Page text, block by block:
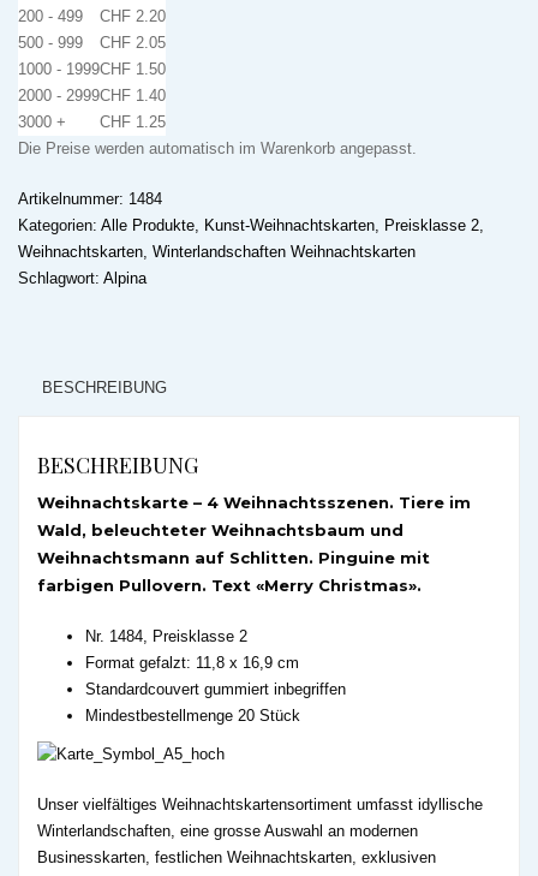
200 - 499
CHF 2.20
500 - 999
CHF 2.05
1000 - 1999CHF 1.50
2000 - 2999CHF 1.40
3000 +
CHF 1.25
Die Preise werden automatisch im Warenkorb angepasst.
Artikelnummer: 1484
Kategorien: Alle Produkte Kunst-Weihnachtskarten Preisklasse 2
Weihnachtskarten Winterlandschaften Weihnachtskarten
Schlagwort: Alpina
BESCHREIBUNG
BESCHREIBUNG
Weihnachtskarte – 4 Weihnachtsszenen. Tiere im
Wald, beleuchteter Weihnachtsbaum und
Weihnachtsmann auf Schlitten. Pinguine mit
farbigen Pullovern. Text «Merry Christmas».
Nr. 1484, Preisklasse 2
Format gefalzt: 11,8 x 16,9 cm
Standardcouvert gummiert inbegriffen
Mindestbestellmenge 20 Stück
Unser vielfältiges Weihnachtskartensortiment umfasst idyllische
Winterlandschaften, eine grosse Auswahl an modernen
Businesskarten, festlichen Weihnachtskarten, exklusiven